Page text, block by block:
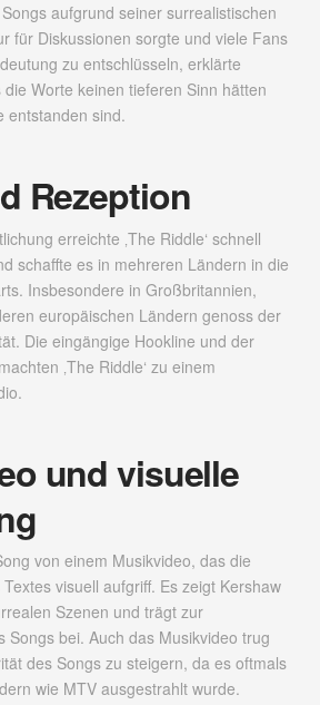
aufgrund seiner surrealistischen
für Diskussionen sorgte und viele Fans
zu entschlüsseln, erklärte
Worte keinen tieferen Sinn hätten
entstanden sind.
Rezeption
erreichte ‚The Riddle‘ schnell
schaffte es in mehreren Ländern in die
Insbesondere in Großbritannien,
europäischen Ländern genoss der
Die eingängige Hookline und der
‚The Riddle‘ zu einem
und visuelle
von einem Musikvideo, das die
visuell aufgriff. Es zeigt Kershaw
Szenen und trägt zur
Songs bei. Auch das Musikvideo trug
des Songs zu steigern, da es oftmals
wie MTV ausgestrahlt wurde.